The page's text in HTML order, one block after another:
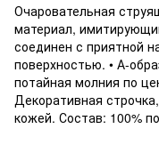
Очаровательная
материал,
соединен с приятной
поверхностью. • А-
потайная молния по
Декоративная
кожей. Состав: 100%